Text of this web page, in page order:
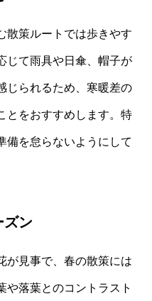
散策ルートでは歩きやす
じて雨具や日傘、帽子が
じられるため、寒暖差の
とをおすすめします。特
備を怠らないようにして
ズン
が見事で、春の散策には
や落葉とのコントラスト